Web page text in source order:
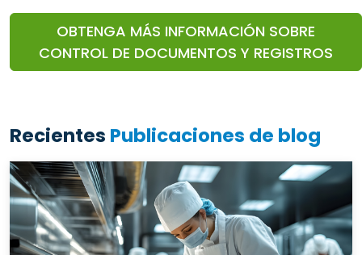
OBTENGA MÁS INFORMACIÓN SOBRE
CONTROL DE DOCUMENTOS Y REGISTROS
Recientes Publicaciones de blog